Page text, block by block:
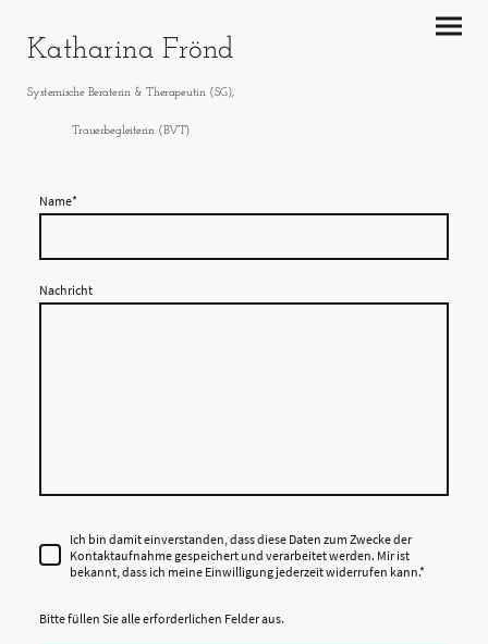
Katharina Frönd
Systemische Beraterin & Therapeutin (SG),
Trauerbegleiterin (BVT)
Name*
Nachricht
Ich bin damit einverstanden, dass diese Daten zum Zwecke der
Kontaktaufnahme gespeichert und verarbeitet werden. Mir ist
bekannt, dass ich meine Einwilligung jederzeit widerrufen kann.*
Bitte füllen Sie alle erforderlichen Felder aus.